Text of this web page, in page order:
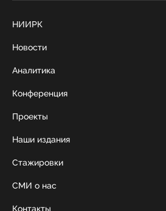
НИИРК
Новости
Аналитика
Конференция
Проекты
Наши издания
Стажировки
СМИ о нас
Контакты